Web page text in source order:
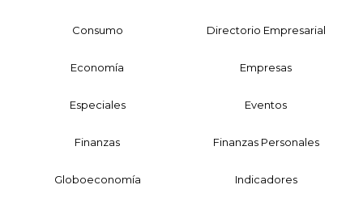
Consumo Directorio Empresarial
Economía Empresas
Especiales Eventos
Finanzas Finanzas Personales
Globoeconomía Indicadores